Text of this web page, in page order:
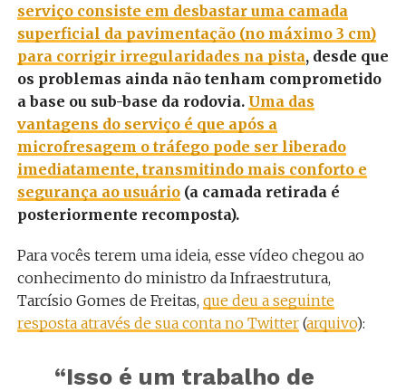
serviço consiste em desbastar uma camada
superficial da pavimentação (no máximo 3 cm)
para corrigir irregularidades na pista, desde que
os problemas ainda não tenham comprometido
a base ou sub-base da rodovia. Uma das
vantagens do serviço é que após a
microfresagem o tráfego pode ser liberado
imediatamente, transmitindo mais conforto e
segurança ao usuário(a camada retirada é
posteriormente recomposta).
Para vocês terem uma ideia, esse vídeo chegou ao
conhecimento do ministro da Infraestrutura,
Tarcísio Gomes de Freitas, que deu a seguinte
resposta através de sua conta no Twitter(arquivo):
“Isso é um trabalho de